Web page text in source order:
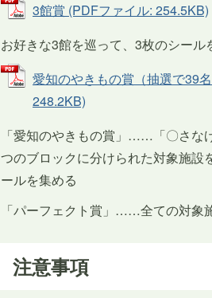
3館賞 (PDFファイル: 254.5KB)
お好きな3館を巡って、3枚のシール
愛知のやきもの賞（抽選で39
248.2KB)
「愛知のやきもの賞」……「〇さな
つのブロックに分けられた対象施設
ールを集める
「パーフェクト賞」……全ての対象
注意事項